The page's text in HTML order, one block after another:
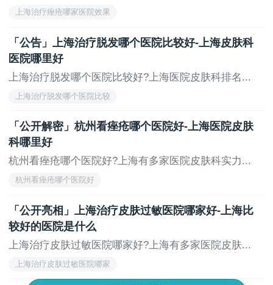
上海治疗痤疮哪家医院效果
「公告」上海治疗脱发哪个医院比较好-上海皮肤科
医院哪里好
上海治疗脱发哪个医院比较好?上海医院皮肤科排名...
上海治疗脱发哪个医院比较
「公开解密」杭州看痤疮哪个医院好-上海医院皮肤
科哪里好
杭州看痤疮哪个医院好?上海有多家医院皮肤科实力...
杭州看痤疮哪个医院好
「公开亮相」上海治疗皮肤过敏医院哪家好-上海比
较好的医院是什么
上海治疗皮肤过敏医院哪家好?上海有多家医院皮肤...
上海治疗皮肤过敏医院哪家